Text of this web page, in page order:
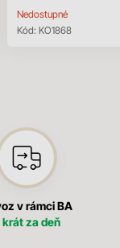
Nedostupné
Kód: KO1868
v rámci BA
krát za deň